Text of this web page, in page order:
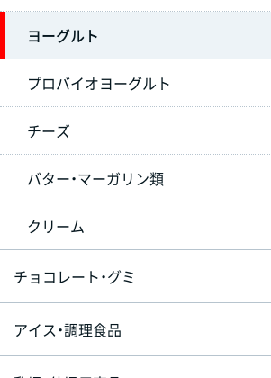
ヨーグルト
プロバイオヨーグルト
チーズ
バター・マーガリン類
クリーム
チョコレート・グミ
アイス・調理食品